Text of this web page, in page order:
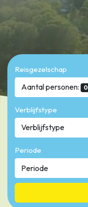
Verblijfstype
Verblijfstype
Periode
Reisgezelschap
Aantal personen: 0